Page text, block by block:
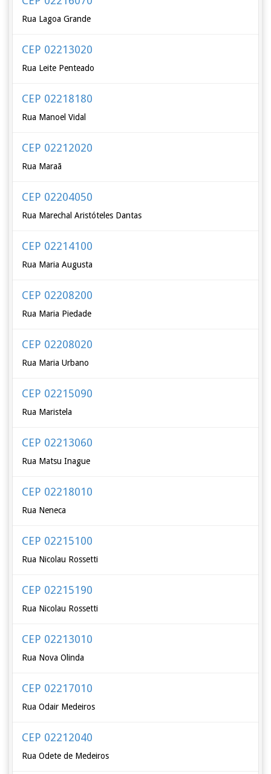
Rua Lagoa Grande
CEP 02213020
Rua Leite Penteado
CEP 02218180
Rua Manoel Vidal
CEP 02212020
Rua Maraã
CEP 02204050
Rua Marechal Aristóteles Dantas
CEP 02214100
Rua Maria Augusta
CEP 02208200
Rua Maria Piedade
CEP 02208020
Rua Maria Urbano
CEP 02215090
Rua Maristela
CEP 02213060
Rua Matsu Inague
CEP 02218010
Rua Neneca
CEP 02215100
Rua Nicolau Rossetti
CEP 02215190
Rua Nicolau Rossetti
CEP 02213010
Rua Nova Olinda
CEP 02217010
Rua Odair Medeiros
CEP 02212040
Rua Odete de Medeiros